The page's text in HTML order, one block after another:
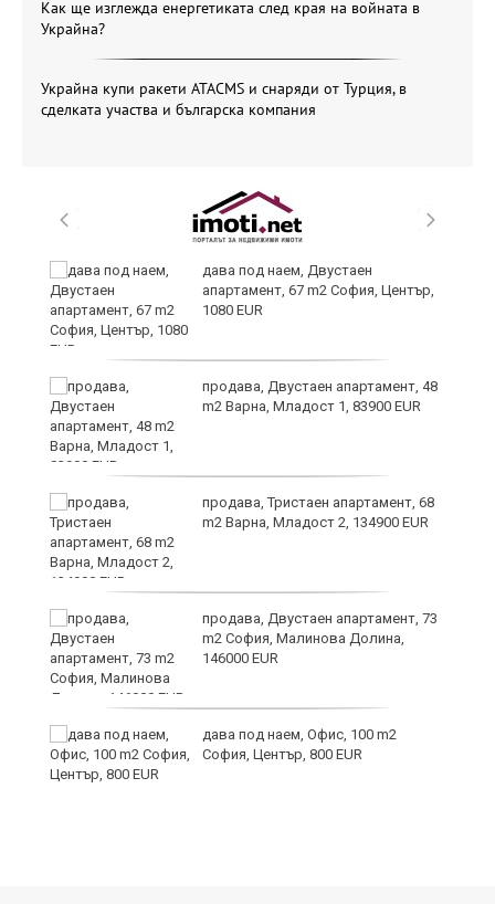
Как ще изглежда енергетиката след края на войната в
Украйна?
Украйна купи ракети ATACMS и снаряди от Турция, в
сделката участва и българска компания
дава под наем, Двустаен
апартамент, 67 m2 София, Център,
1080 EUR
продава, Двустаен апартамент, 48
m2 Варна, Младост 1, 83900 EUR
продава, Тристаен апартамент, 68
m2 Варна, Младост 2, 134900 EUR
продава, Двустаен апартамент, 73
m2 София, Малинова Долина,
146000 EUR
дава под наем, Офис, 100 m2
София, Център, 800 EUR